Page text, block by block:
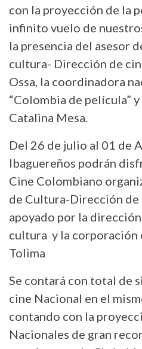
con la proyección de la
infinito vuelo de
la presencia del asesor
cultura- Dirección de
Ossa, la coordinadora
“Colombia de película”
Catalina Mesa.
Del 26 de julio al 01 de
Ibaguereños podrán
Cine Colombiano
de Cultura-Dirección
apoyado por la
cultura y la corporación
Tolima
Se contará con total de
cine Nacional en el
contando con la
Nacionales de gran